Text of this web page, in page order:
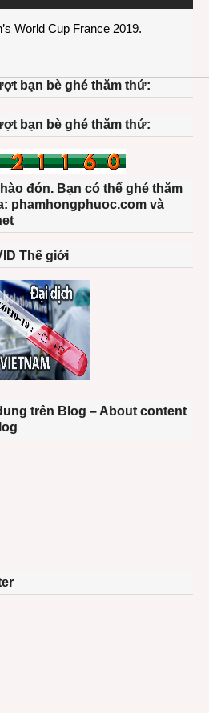
World Cup France 2019.
bạn bè ghé thăm thứ:
bạn bè ghé thăm thứ:
đón. Bạn có thể ghé thăm
phamhongphuoc.com và
Thế giới
trên Blog – About content